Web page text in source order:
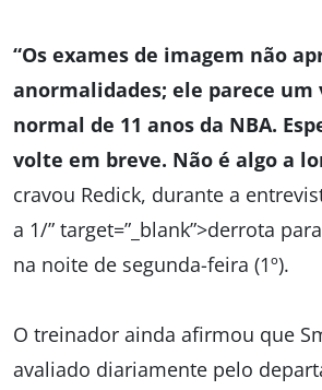
“Os exames de imagem não
anormalidades; ele parece um
normal de 11 anos da NBA.
volte em breve. Não é algo a
cravou Redick, durante a
a 1/” target=”_blank”>derrota
na noite de segunda-feira (1º).
O treinador ainda afirmou que
avaliado diariamente pelo